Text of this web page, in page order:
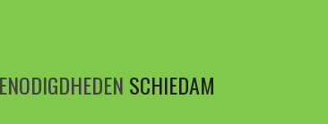
SCHIEDAM